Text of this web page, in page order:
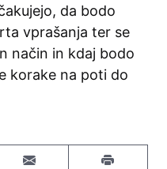
da bodo
vprašanja ter se
način in kdaj bodo
korake na poti do
on TwitterShare by email